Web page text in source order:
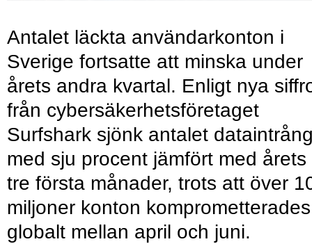
Antalet läckta användarkonton i
Sverige fortsatte att minska under
årets andra kvartal. Enligt nya
från cybersäkerhetsföretaget
Surfshark sjönk antalet
med sju procent jämfört med årets
tre första månader, trots att över
miljoner konton komprometterades
globalt mellan april och juni.